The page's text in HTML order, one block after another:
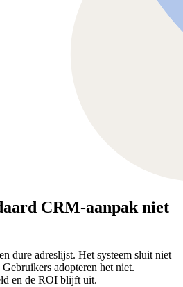
CRM-aanpak niet
dure adreslijst. Het systeem sluit niet
adopteren het niet.
en de ROI blijft uit.